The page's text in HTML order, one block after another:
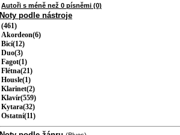
Autoři s méně než 0 písněmi (0)
Noty podle nástroje
(461)
Akordeon(6)
Bicí(12)
Duo(3)
Fagot(1)
Flétna(21)
Housle(1)
Klarinet(2)
Klavír(559)
Kytara(32)
Ostatní(11)